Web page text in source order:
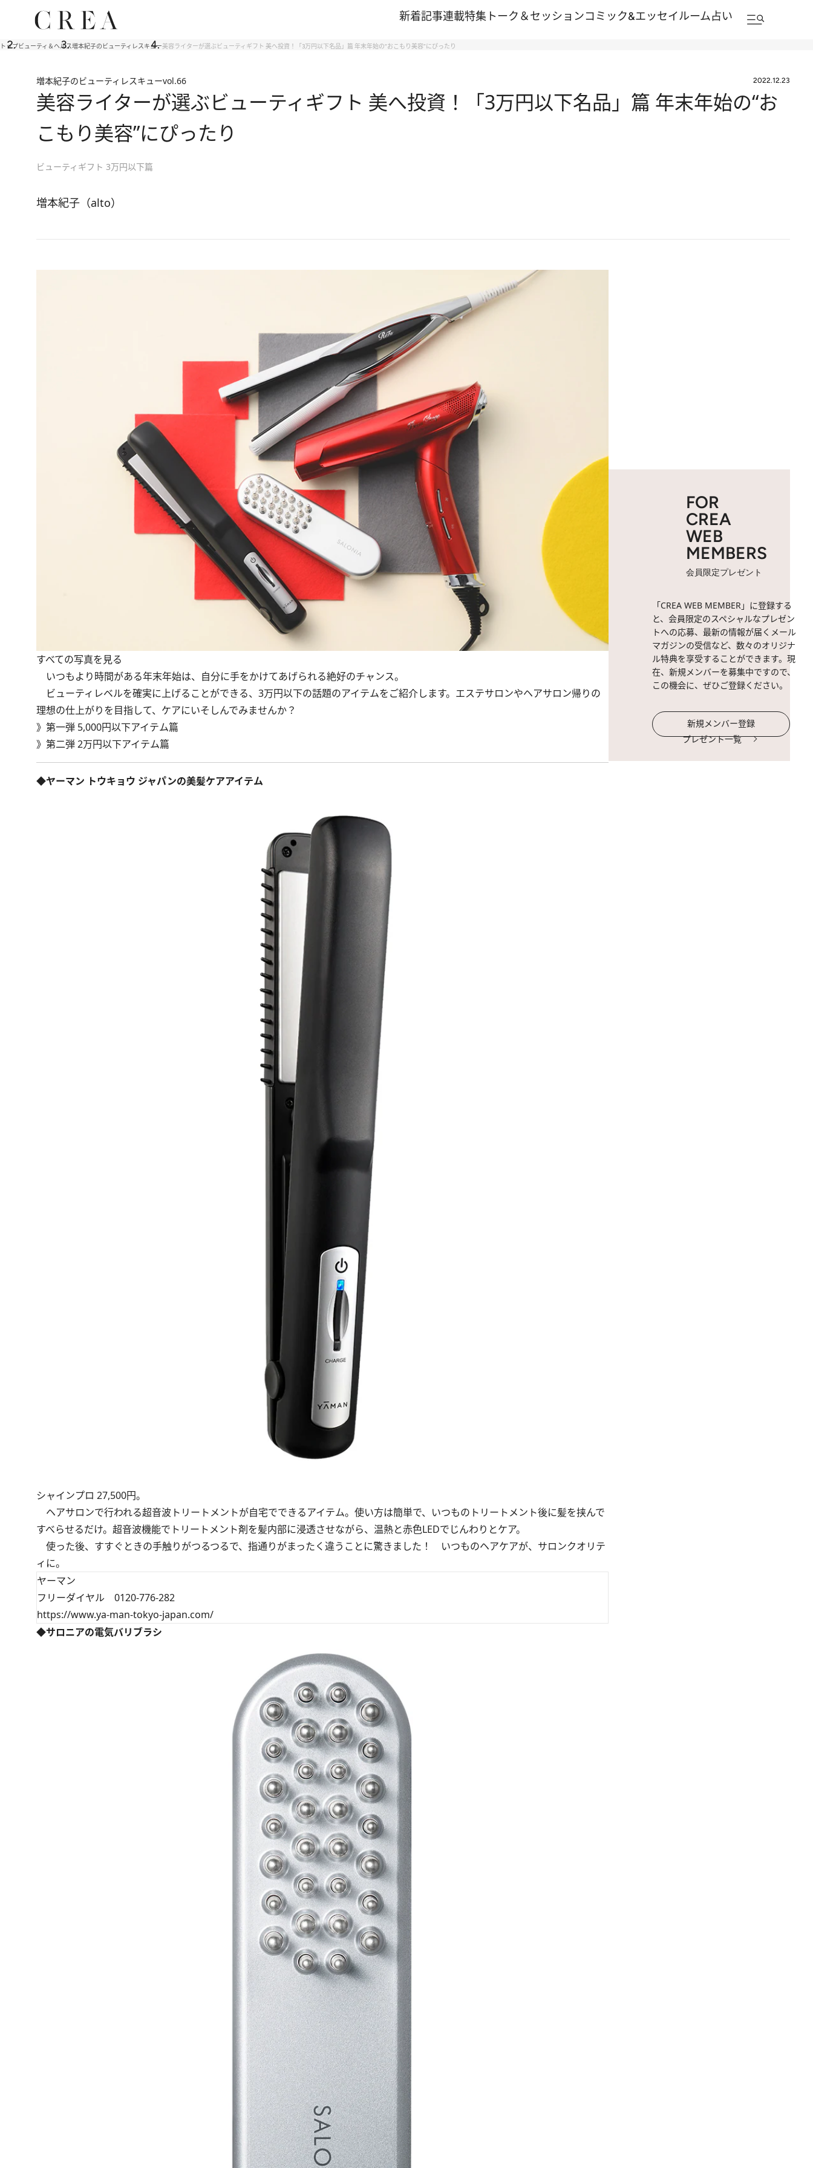
新着記事連載特集 トーク＆セッションコミック&エッセイルーム占い
トップビューティ＆ヘルス増本紀子のビューティレスキュー美容ライターが選ぶビューティギフト 美へ投資！「3万円以下名品」篇 年末年始の“おこもり美容”にぴったり
増本紀子のビューティレスキューvol.66 2022.12.23
美容ライターが選ぶビューティギフト 美へ投資！「3万円以下名品」篇 年末年始の“お
こもり美容”にぴったり
ビューティギフト 3万円以下篇
増本紀子（alto）
すべての写真を見る
いつもより時間がある年末年始は、自分に手をかけてあげられる絶好のチャンス。
ビューティレベルを確実に上げることができる、3万円以下の話題のアイテムをご紹介します。エステサロンやヘアサロン帰りの
理想の仕上がりを目指して、ケアにいそしんでみませんか？
》 第一弾 5,000円以下アイテム篇
》 第二弾 2万円以下アイテム篇
◆ヤーマン トウキョウ ジャパンの美髪ケアアイテム
シャインプロ 27,500円。
ヘアサロンで行われる超音波トリートメントが自宅でできるアイテム。使い方は簡単で、いつものトリートメント後に髪を挟んで
すべらせるだけ。超音波機能でトリートメント剤を髪内部に浸透させながら、温熱と赤色LEDでじんわりとケア。
使った後、すすぐときの手触りがつるつるで、指通りがまったく違うことに驚きました！ いつものヘアケアが、サロンクオリテ
ィに。
ヤーマン
フリーダイヤル 0120-776-282
https://www.ya-man-tokyo-japan.com/
◆サロニアの電気バリブラシ
FOR
CREA
WEB
MEMBERS
会員限定プレゼント
「CREA WEB MEMBER」に登録する
と、会員限定のスペシャルなプレゼン
トへの応募、最新の情報が届くメール
マガジンの受信など、数々のオリジナ
ル特典を享受することができます。現
在、新規メンバーを募集中ですので、
この機会に、ぜひご登録ください。
新規メンバー登録
プレゼント一覧